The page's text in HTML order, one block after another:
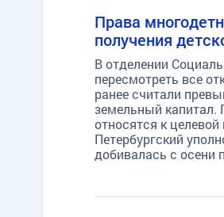
Права
получения
В отделении
пересмотреть все
ранее считали
земельный капитал.
относятся к
Петербургский
добивалась с осени